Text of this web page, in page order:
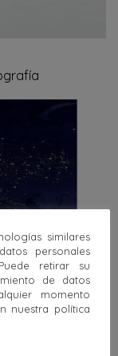
similares
personales
retirar su
de datos
momento
nuestra política